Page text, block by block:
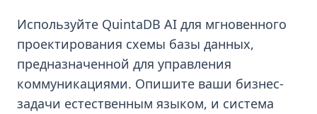
Используйте QuintaDB AI для мгновенного
проектирования схемы базы данных,
предназначенной для управления
коммуникациями. Опишите ваши бизнес-
задачи естественным языком, и система